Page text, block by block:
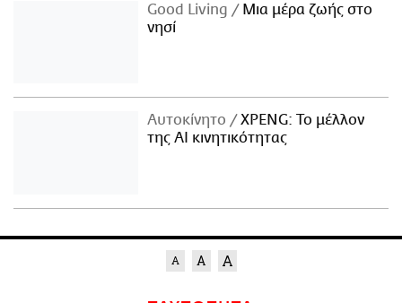
Good Living
Μια μέρα ζωής στο
νησί
Αυτοκίνητο
XPENG: Το μέλλον
της AI κινητικότητας